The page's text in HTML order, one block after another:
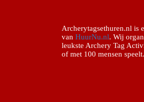
Archerytagsethuren.nl is
van HuurNu.nl. Wij
leukste Archery Tag
of met 100 mensen